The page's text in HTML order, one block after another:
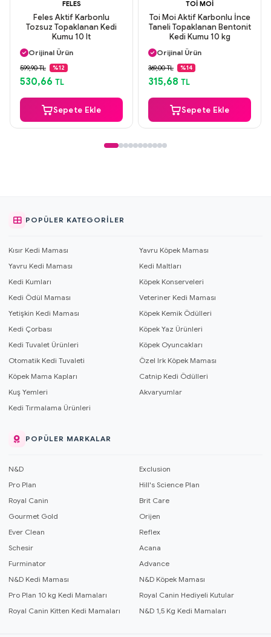
FELES
Feles Aktif Karbonlu
Tozsuz Topaklanan Kedi
Kumu 10 lt
Aynı Gün Kargo
Orijinal Ürün
Güvenli Ödeme
Aynı Gün Kargo
599,90 TL %12
530,66 TL
Sepete Ekle
TOI MOI
Toi Moi Aktif Karbonlu İnce
Taneli Topaklanan Bentonit
Kedi Kumu 10 kg
Aynı Gün Kargo
Orijinal Ürün
Güvenli Ödeme
Aynı Gün Kargo
369,00 TL %14
315,68 TL
Sepete Ekle
POPÜLER KATEGORILER
Kısır Kedi Maması
Yavru Köpek Maması
Yavru Kedi Maması
Kedi Maltları
Kedi Kumları
Köpek Konserveleri
Kedi Ödül Maması
Veteriner Kedi Maması
Yetişkin Kedi Maması
Köpek Kemik Ödülleri
Kedi Çorbası
Köpek Yaz Ürünleri
Kedi Tuvalet Ürünleri
Köpek Oyuncakları
Otomatik Kedi Tuvaleti
Özel Irk Köpek Maması
Köpek Mama Kapları
Catnip Kedi Ödülleri
Kuş Yemleri
Akvaryumlar
Kedi Tırmalama Ürünleri
POPÜLER MARKALAR
N&D
Exclusion
Pro Plan
Hill's Science Plan
Royal Canin
Brit Care
Gourmet Gold
Orijen
Ever Clean
Reflex
Schesir
Acana
Furminator
Advance
N&D Kedi Maması
N&D Köpek Maması
Pro Plan 10 kg Kedi Mamaları
Royal Canin Hediyeli Kutular
Royal Canin Kitten Kedi Mamaları
N&D 1,5 Kg Kedi Mamaları